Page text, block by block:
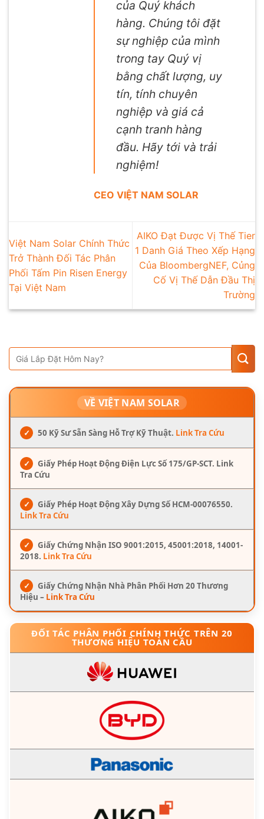
của Quý khách
hàng. Chúng tôi đặt
sự nghiệp của mình
trong tay Quý vị
bằng chất lượng, uy
tín, tính chuyên
nghiệp và giá cả
cạnh tranh hàng
đầu. Hãy tới và trải
nghiệm!
CEO VIỆT NAM SOLAR
Việt Nam Solar Chính Thức
Trở Thành Đối Tác Phân
Phối Tấm Pin Risen Energy
Tại Việt Nam
AIKO Đạt Được Vị Thế Tier
1 Danh Giá Theo Xếp Hạng
Của BloombergNEF, Củng
Cố Vị Thế Dẫn Đầu Thị
Trường
VỀ VIỆT NAM SOLAR
✓ 50 Kỹ Sư Sẵn Sàng Hỗ Trợ Kỹ Thuật. Link Tra Cứu
✓
Giấy Phép Hoạt Động Điện Lực Số 175/GP-SCT. Link
Tra Cứu
✓
Giấy Phép Hoạt Động Xây Dựng Số HCM-00076550.
Link Tra Cứu
✓
Giấy Chứng Nhận ISO 9001:2015, 45001:2018, 14001-
2018. Link Tra Cứu
✓
Giấy Chứng Nhận Nhà Phân Phối Hơn 20 Thương
Hiệu – Link Tra Cứu
ĐỐI TÁC PHÂN PHỐI CHÍNH THỨC TRÊN 20
THƯƠNG HIỆU TOÀN CẦU